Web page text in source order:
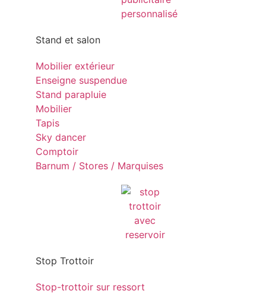
Stand et salon
Mobilier extérieur
Enseigne suspendue
Stand parapluie
Mobilier
Tapis
Sky dancer
Comptoir
Barnum / Stores / Marquises
Stop Trottoir
Stop-trottoir sur ressort